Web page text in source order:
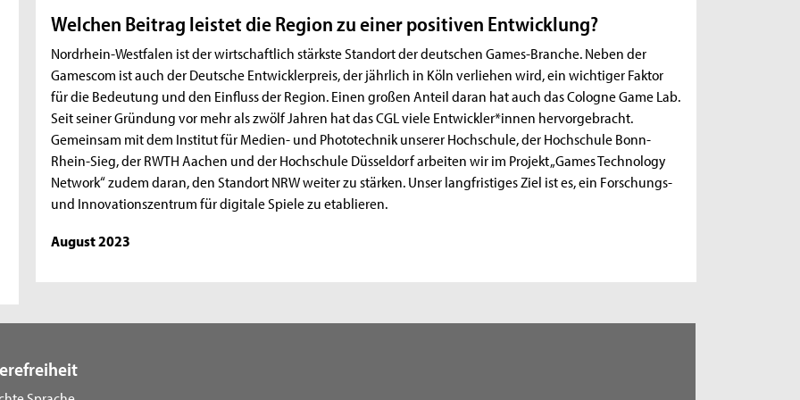
Welchen Beitrag leistet die Region zu einer positiven Entwicklung?
Nordrhein-Westfalen ist der wirtschaftlich stärkste Standort der deutschen Games-Branche. Neben der
Gamescom ist auch der Deutsche Entwicklerpreis, der jährlich in Köln verliehen wird, ein wichtiger Faktor
für die Bedeutung und den Einfluss der Region. Einen großen Anteil daran hat auch das Cologne Game Lab.
Seit seiner Gründung vor mehr als zwölf Jahren hat das CGL viele Entwickler*innen hervorgebracht.
Gemeinsam mit dem Institut für Medien- und Phototechnik unserer Hochschule, der Hochschule Bonn-
Rhein-Sieg, der RWTH Aachen und der Hochschule Düsseldorf arbeiten wir im Projekt „Games Technology
Network“ zudem daran, den Standort NRW weiter zu stärken. Unser langfristiges Ziel ist es, ein Forschungs-
und Innovationszentrum für digitale Spiele zu etablieren.
August 2023